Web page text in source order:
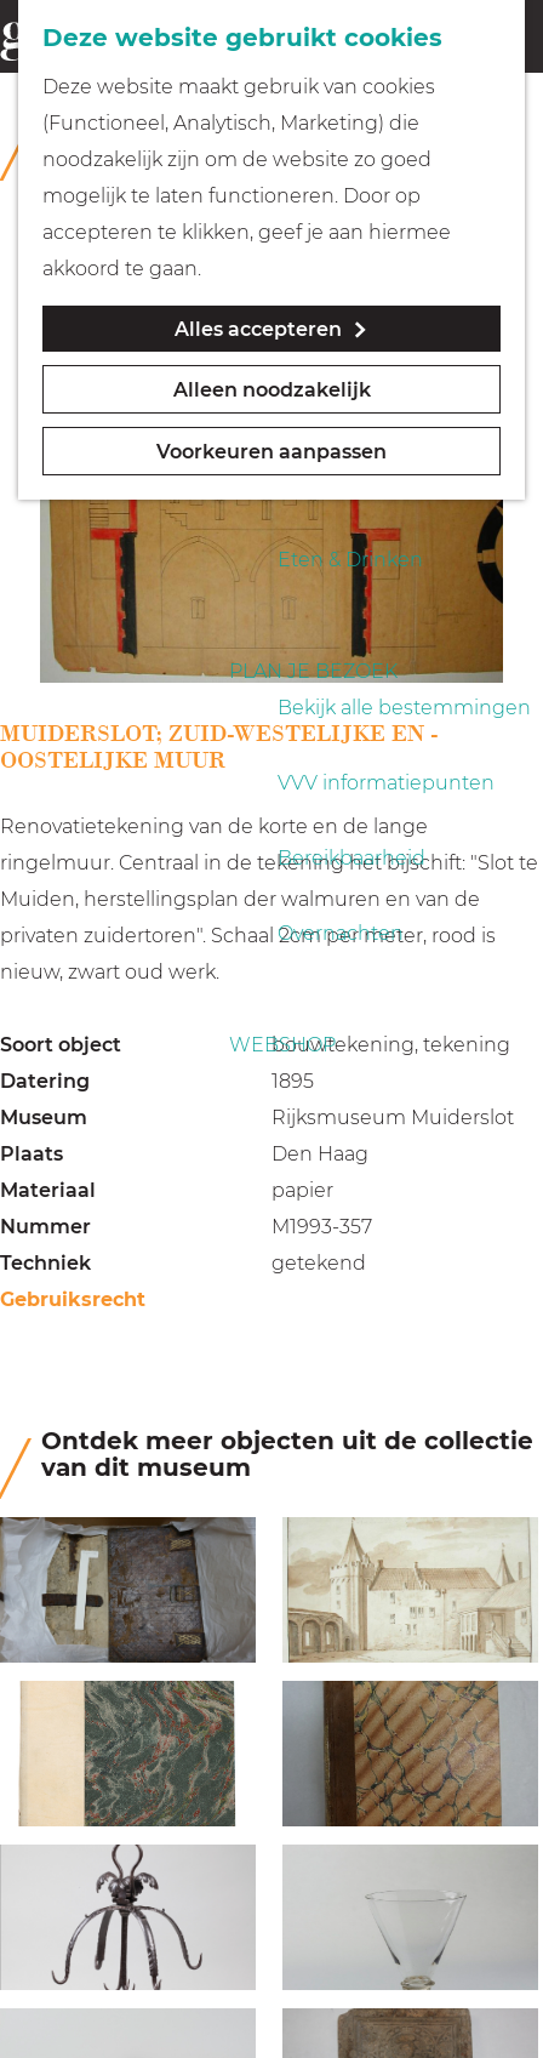
Deze website gebruikt cookies
Deze website maakt gebruik van cookies
(Functioneel, Analytisch, Marketing) die
noodzakelijk zijn om de website zo goed
mogelijk te laten functioneren. Door op
accepteren te klikken, geef je aan hiermee
akkoord te gaan.
Alles accepteren
Alleen noodzakelijk
Voorkeuren aanpassen
G
a
Fietsen
Wandelen
Geocachen
Naar het museum
Eten & Drinken
PLAN JE BEZOEK
Bekijk alle bestemmingen
VVV informatiepunten
Bereikbaarheid
Overnachten
WEBSHOP
o
e
k
e
n
COLLECTIE
Rijksmuseum Muiderslot
MUIDERSLOT; ZUID-WESTELIJKE EN -
OOSTELIJKE MUUR
Renovatietekening van de korte en de lange
ringelmuur. Centraal in de tekening het bijschift: "Slot te
Muiden, herstellingsplan der walmuren en van de
privaten zuidertoren". Schaal 2cm per meter, rood is
nieuw, zwart oud werk.
Soort object
bouwtekening, tekening
Datering
1895
Museum
Rijksmuseum Muiderslot
Plaats
Den Haag
Materiaal
papier
Nummer
M1993-357
Techniek
getekend
Gebruiksrecht
Ontdek meer objecten uit de collectie
van dit museum